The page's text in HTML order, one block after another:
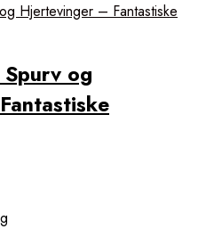
og